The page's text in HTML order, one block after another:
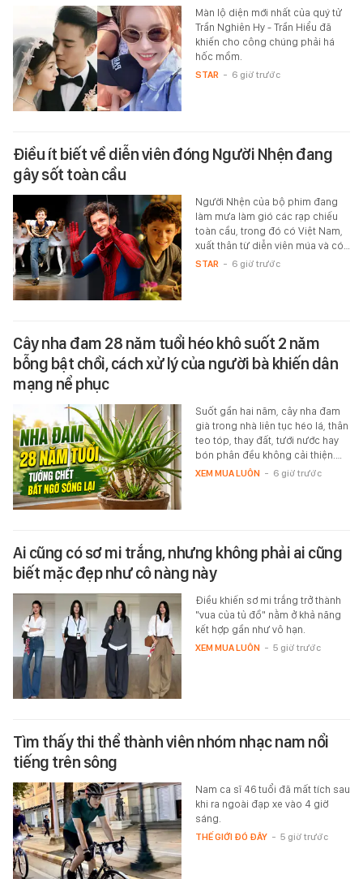
Màn lộ diện mới nhất của quý tử
Trần Nghiên Hy - Trần Hiểu đã
khiến cho công chúng phải há
hốc mồm.
STAR - 6 giờ trước
Điều ít biết về diễn viên đóng Người Nhện đang
gây sốt toàn cầu
Người Nhện của bộ phim đang
làm mưa làm gió các rạp chiếu
toàn cầu, trong đó có Việt Nam,
xuất thân từ diễn viên múa và có…
STAR - 6 giờ trước
Cây nha đam 28 năm tuổi héo khô suốt 2 năm
bỗng bật chồi, cách xử lý của người bà khiến dân
mạng nể phục
Suốt gần hai năm, cây nha đam
già trong nhà liên tục héo lá, thân
teo tóp, thay đất, tưới nước hay
bón phân đều không cải thiện.…
XEM MUA LUÔN - 6 giờ trước
Ai cũng có sơ mi trắng, nhưng không phải ai cũng
biết mặc đẹp như cô nàng này
Điều khiến sơ mi trắng trở thành
"vua của tủ đồ" nằm ở khả năng
kết hợp gần như vô hạn.
XEM MUA LUÔN - 5 giờ trước
Tìm thấy thi thể thành viên nhóm nhạc nam nổi
tiếng trên sông
Nam ca sĩ 46 tuổi đã mất tích sau
khi ra ngoài đạp xe vào 4 giờ
sáng.
THẾ GIỚI ĐÓ ĐÂY - 5 giờ trước